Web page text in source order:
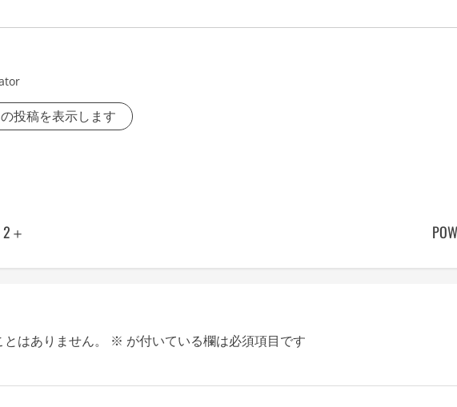
投稿を表示します
＋
はありません。 ※ が付いている欄は必須項目です